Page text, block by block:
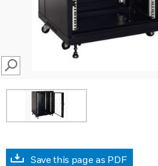
SEARCH
Save this page as PDF